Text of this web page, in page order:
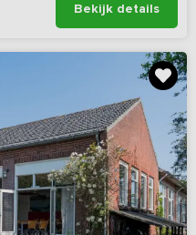
Bekijk details